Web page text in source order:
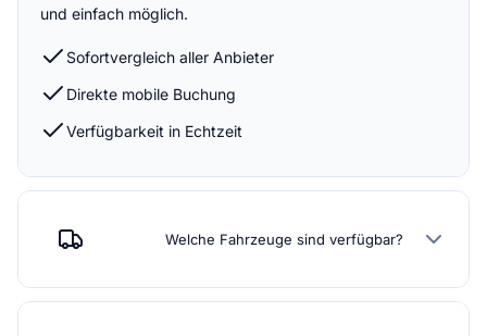
und einfach möglich.
Sofortvergleich aller Anbieter
Direkte mobile Buchung
Verfügbarkeit in Echtzeit
Welche Fahrzeuge sind verfügbar?